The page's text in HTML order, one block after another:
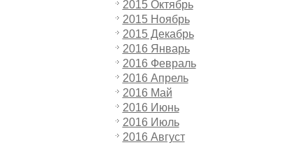
2015 Октябрь
2015 Ноябрь
2015 Декабрь
2016 Январь
2016 Февраль
2016 Апрель
2016 Май
2016 Июнь
2016 Июль
2016 Август